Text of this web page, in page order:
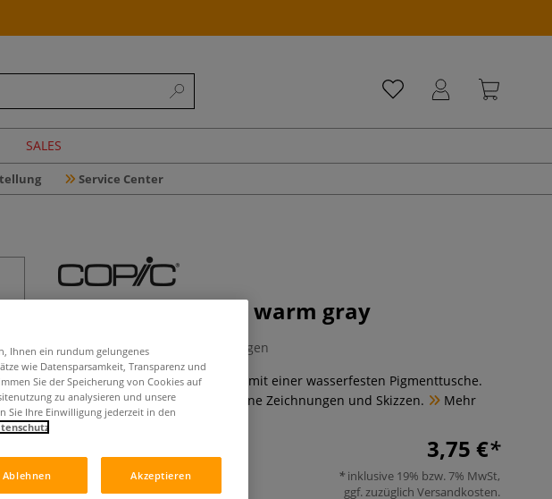
SALES
Service Center
COPIC® Multiliner, warm gray
0 Bewertungen
COPIC® Multiliner sind Fineliner mit einer wasserfesten Pigmenttusche.
Die Multiliner sind perfekt für feine Zeichnungen und Skizzen.
Mehr
3,75 €
inklusive 19% bzw. 7% MwSt,
ggf. zuzüglich Versandkosten.
Ihnen ein rundum gelungenes
wie Datensparsamkeit, Transparenz und
Sie der Speicherung von Cookies auf
zu analysieren und unsere
Sie Ihre Einwilligung jederzeit in den
Ablehnen Akzeptieren